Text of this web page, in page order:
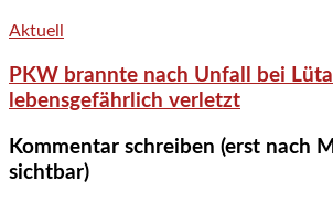
Aktuell
PKW brannte nach Unfall bei
lebensgefährlich verletzt
Kommentar schreiben (erst nach
sichtbar)